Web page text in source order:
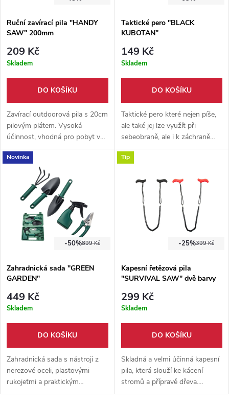
Ruční zavírací pila "HANDY
SAW" 200mm
209 Kč
Skladem
DO KOŠÍKU
Zavírací outdoorová pila s 20cm
pilovým plátem. Vysoká
účinnost, vhodná pro pobyt v
přírodě, bushcraft, ale i na
zahradu či chalupu.
Taktické pero "BLACK
KUBOTAN"
149 Kč
Skladem
DO KOŠÍKU
Taktické pero které nejen píše,
ale také jej lze využít při
sebeobraně, ale i k záchraně
života. Vyrobeno z pevné
hliníkové slitiny.
Novinka
899 Kč
-50%
Zahradnická sada "GREEN
GARDEN"
449 Kč
Skladem
DO KOŠÍKU
Zahradnická sada s nástroji z
nerezové oceli, plastovými
rukojeťmi a praktickým
kufříkem z ABS plastu.
Tip
399 Kč
-25%
Kapesní řetězová pila
"SURVIVAL SAW" dvě barvy
299 Kč
Skladem
DO KOŠÍKU
Skladná a velmi účinná kapesní
pila, která slouží ke kácení
stromů a přípravě dřeva.
Populární bushcraft doplněk do